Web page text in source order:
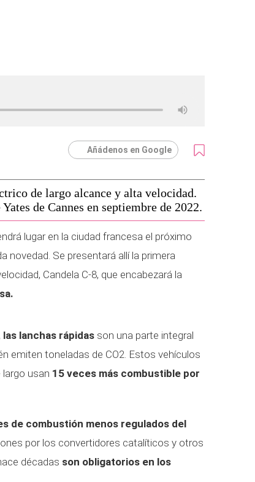
Añádenos en Google
de largo alcance y alta velocidad.
de Cannes en septiembre de 2022.
lugar en la ciudad francesa el próximo
novedad. Se presentará allí la primera
Candela C-8, que encabezará la
las lanchas rápidas son una parte integral
emiten toneladas de CO2. Estos vehículos
usan 15 veces más combustible por
de combustión menos regulados del
por los convertidores catalíticos y otros
décadas son obligatorios en los